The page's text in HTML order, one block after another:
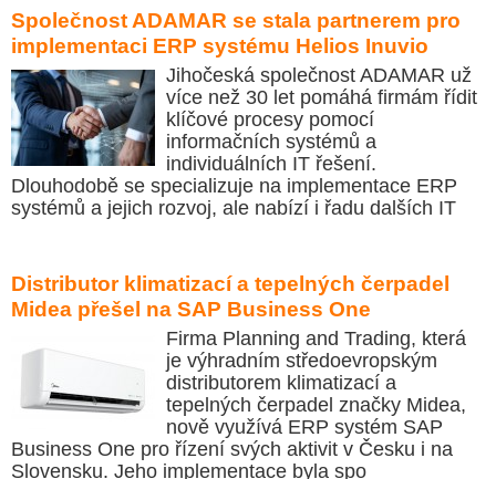
Společnost ADAMAR se stala partnerem pro
implementaci ERP systému Helios Inuvio
Jihočeská společnost ADAMAR už
více než 30 let pomáhá firmám řídit
klíčové procesy pomocí
informačních systémů a
individuálních IT řešení.
Dlouhodobě se specializuje na implementace ERP
systémů a jejich rozvoj, ale nabízí i řadu dalších IT
Distributor klimatizací a tepelných čerpadel
Midea přešel na SAP Business One
Firma Planning and Trading, která
je výhradním středoevropským
distributorem klimatizací a
tepelných čerpadel značky Midea,
nově využívá ERP systém SAP
Business One pro řízení svých aktivit v Česku i na
Slovensku. Jeho implementace byla spo